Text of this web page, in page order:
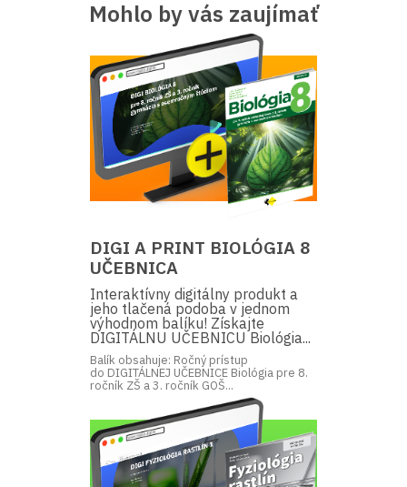
Mohlo by vás zaujímať
DIGI A PRINT BIOLÓGIA 8
UČEBNICA
Interaktívny digitálny produkt a
jeho tlačená podoba v jednom
výhodnom balíku! Získajte
DIGITÁLNU UČEBNICU Biológia...
Balík obsahuje: Ročný prístup
do DIGITÁLNEJ UČEBNICE Biológia pre 8.
ročník ZŠ a 3. ročník GOŠ...